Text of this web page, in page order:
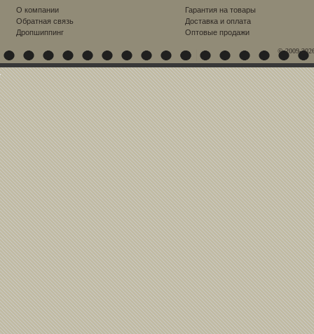
О компании
Обратная связь
Дропшиппинг
Гарантия на товары
Доставка и оплата
Оптовые продажи
© 2009-